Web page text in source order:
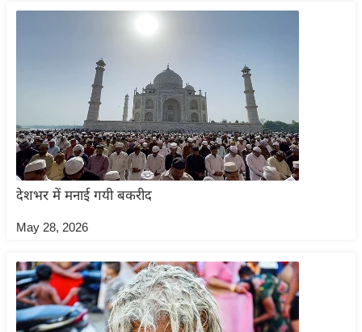
मा
भ
ए
म
.
र
आ
ई
.
देशभर में मनाई गयी बकरीद
May 28, 2026